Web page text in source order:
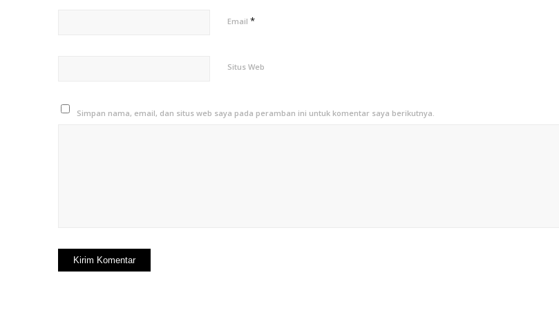
Email *
Situs Web
Simpan nama, email, dan situs web saya pada peramban ini untuk komentar saya berikutnya.